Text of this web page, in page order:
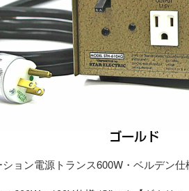
ョン電源トランス600W・ベルデン仕